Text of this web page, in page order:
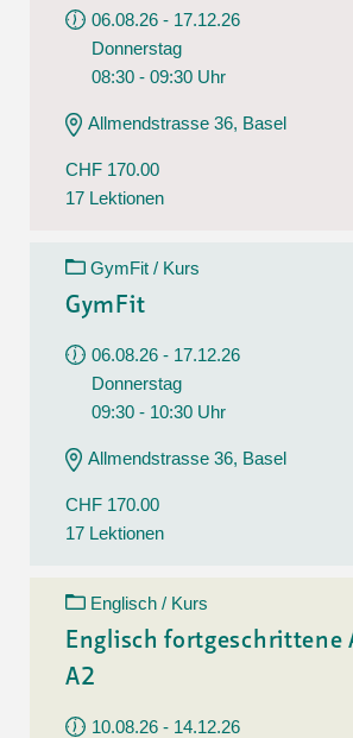
06.08.26 - 17.12.26
Donnerstag
08:30 - 09:30 Uhr
Allmendstrasse 36, Basel
CHF 170.00
17 Lektionen
GymFit / Kurs
GymFit
06.08.26 - 17.12.26
Donnerstag
09:30 - 10:30 Uhr
Allmendstrasse 36, Basel
CHF 170.00
17 Lektionen
Englisch / Kurs
Englisch fortgeschrittene
A2
10.08.26 - 14.12.26